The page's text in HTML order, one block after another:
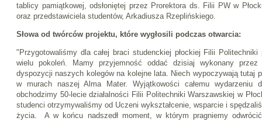
tablicy pamiątkowej, odsłoniętej przez Prorektora ds. Filii PW w
oraz przedstawiciela studentów, Arkadiusza Rzeplińskiego.
Słowa od twórców projektu, które wygłosili podczas otwarcia:
"Przygotowaliśmy dla całej braci studenckiej płockiej Filii
wielu pokoleń. Mamy przyjemność oddać dzisiaj wykonany
dyspozycji naszych kolegów na kolejne lata. Niech wypoczywają tutaj
w murach naszej Alma Mater. Wyjątkowości całemu
obchodzimy 50-lecie działalności Filii Politechniki Warszawskiej w
studenci otrzymywaliśmy od Uczeni wykształcenie, wsparcie i
życia. A w końcu nadszedł moment, w którym pragniemy